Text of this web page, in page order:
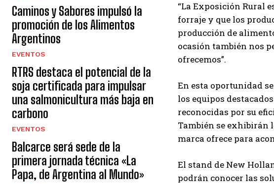
Leí y
Caminos y Sabores impulsó la
promoción de los Alimentos
Argentinos
EVENTOS
RTRS destaca el potencial de la
soja certificada para impulsar
una salmonicultura más baja en
carbono
EVENTOS
Balcarce será sede de la
primera jornada técnica «La
Papa, de Argentina al Mundo»
“La Exposición Rural
forraje y que los
producción de
ocasión también nos
ofrecemos”.
En esta oportunidad
los equipos
reconocidas por su
También se exhibirán
marca ofrece para
El stand de New
podrán conocer las